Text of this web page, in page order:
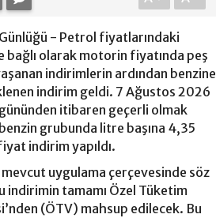
- Petrol fiyatlarındaki
bağlı olarak motorin fiyatında peş
indirimlerin ardından benzine
indirim geldi. 7 Ağustos 2026
itibaren geçerli olmak
grubunda litre başına 4,35
indirim yapıldı.
uygulama çerçevesinde söz
indirimin tamamı Özel Tüketim
(ÖTV) mahsup edilecek. Bu